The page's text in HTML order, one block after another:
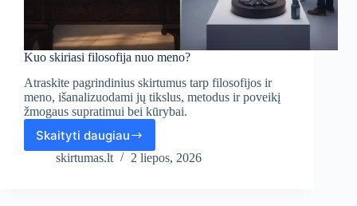
Kuo skiriasi filosofija nuo meno?
Atraskite pagrindinius skirtumus tarp filosofijos ir
meno, išanalizuodami jų tikslus, metodus ir poveikį
žmogaus supratimui bei kūrybai.
Skaityti daugiau
Kuo
skiriasi
skirtumas.lt 2 liepos, 2026